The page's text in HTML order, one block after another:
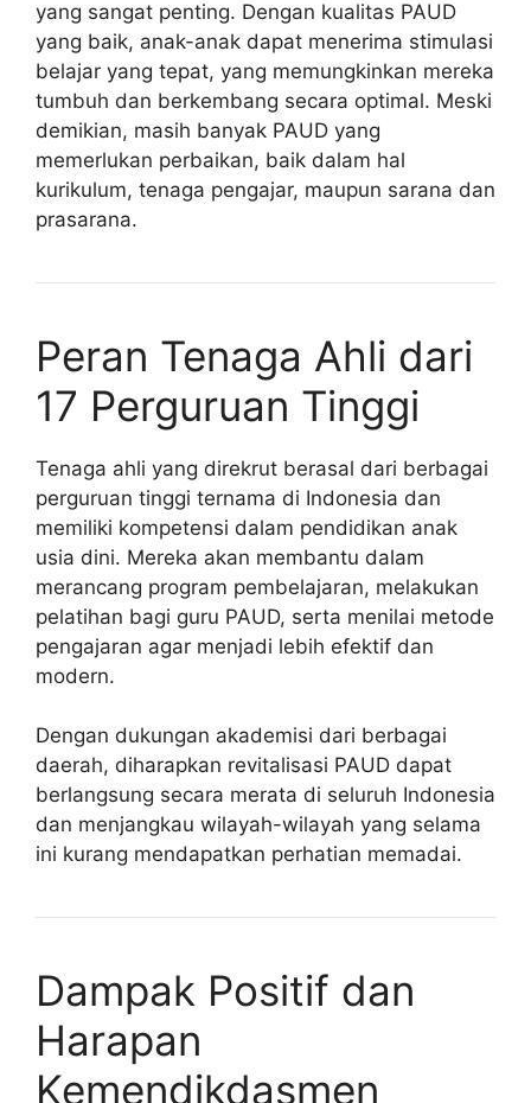
yang sangat penting. Dengan kualitas PAUD
yang baik, anak-anak dapat menerima stimulasi
belajar yang tepat, yang memungkinkan mereka
tumbuh dan berkembang secara optimal. Meski
demikian, masih banyak PAUD yang
memerlukan perbaikan, baik dalam hal
kurikulum, tenaga pengajar, maupun sarana dan
prasarana.
Peran Tenaga Ahli dari
17 Perguruan Tinggi
Tenaga ahli yang direkrut berasal dari berbagai
perguruan tinggi ternama di Indonesia dan
memiliki kompetensi dalam pendidikan anak
usia dini. Mereka akan membantu dalam
merancang program pembelajaran, melakukan
pelatihan bagi guru PAUD, serta menilai metode
pengajaran agar menjadi lebih efektif dan
modern.
Dengan dukungan akademisi dari berbagai
daerah, diharapkan revitalisasi PAUD dapat
berlangsung secara merata di seluruh Indonesia
dan menjangkau wilayah-wilayah yang selama
ini kurang mendapatkan perhatian memadai.
Dampak Positif dan
Harapan
Kemendikdasmen